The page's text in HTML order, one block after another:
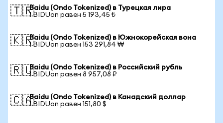
🇹🇷Baidu (Ondo Tokenized) в Турецкая лира
1 BIDUon равен 5 193,45 ₺
🇰🇷Baidu (Ondo Tokenized) в Южнокорейская вона
1 BIDUon равен 153 291,84 ₩
🇷🇺Baidu (Ondo Tokenized) в Российский рубль
1 BIDUon равен 8 957,08 ₽
🇨🇦Baidu (Ondo Tokenized) в Канадский доллар
1 BIDUon равен 151,80 $